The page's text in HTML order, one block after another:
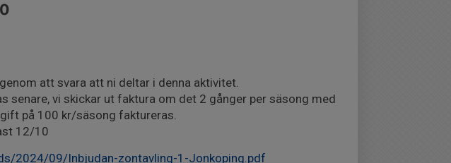
att svara att ni deltar i denna aktivitet.
senare, vi skickar ut faktura om det 2 gånger per säsong med
på 100 kr/säsong faktureras.
12/10
2024/09/Inbjudan-zontavling-1-Jonkoping.pdf